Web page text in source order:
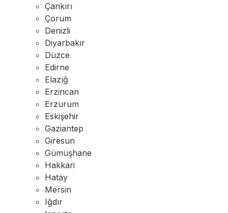
Çankırı
Çorum
Denizli
Diyarbakır
Düzce
Edirne
Elazığ
Erzincan
Erzurum
Eskişehir
Gaziantep
Giresun
Gümüşhane
Hakkari
Hatay
Mersin
Iğdır